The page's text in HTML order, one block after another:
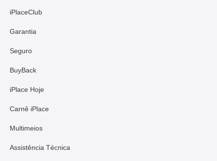
iPlaceClub
Garantia
Seguro
BuyBack
iPlace Hoje
Carnê iPlace
Multimeios
Assistência Técnica